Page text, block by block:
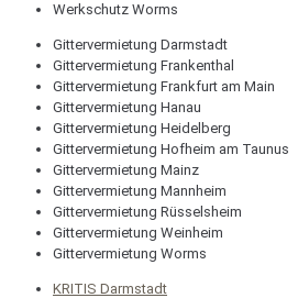
Werkschutz Worms
Gittervermietung Darmstadt
Gittervermietung Frankenthal
Gittervermietung Frankfurt am Main
Gittervermietung Hanau
Gittervermietung Heidelberg
Gittervermietung Hofheim am Taunus
Gittervermietung Mainz
Gittervermietung Mannheim
Gittervermietung Rüsselsheim
Gittervermietung Weinheim
Gittervermietung Worms
KRITIS Darmstadt